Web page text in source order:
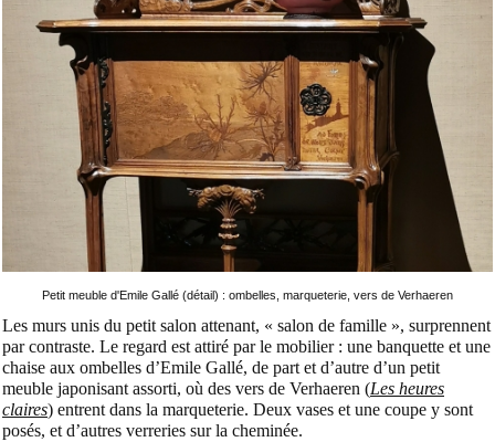
Petit meuble d'Emile Gallé (détail) : ombelles, marqueterie, vers de Verhaeren
Les murs unis du petit salon attenant, « salon de famille », surprennent
par contraste. Le regard est attiré par le mobilier : une banquette et une
chaise aux ombelles d’Emile Gallé, de part et d’autre d’un petit
meuble japonisant assorti, où des vers de Verhaeren (Les heures
claires) entrent dans la marqueterie. Deux vases et une coupe y sont
posés, et d’autres verreries sur la cheminée.